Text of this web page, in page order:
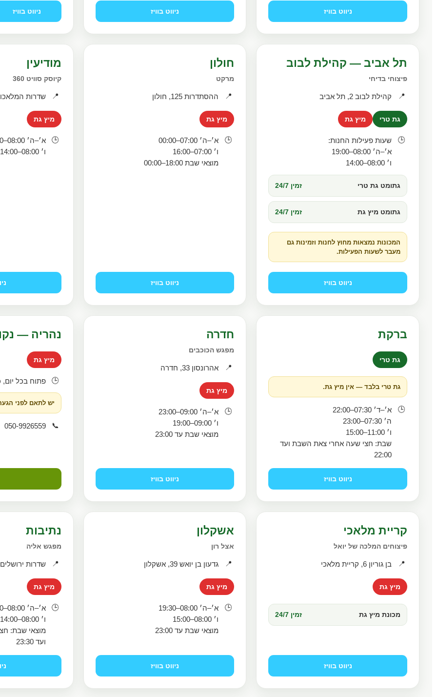
ניווט בוויז ניווט בוויז ניווט בוויז
תל אביב — קהילת לבוב
פיצוחי בדיחי
📍 קהילת לבוב 2, תל אביב
גת טרי מיץ גת
🕒
שעות פעילות החנות:
א׳–ה׳ 08:00–19:00
ו׳ 08:00–14:00
גתומט גת טרי זמין 24/7
גתומט מיץ גת זמין 24/7
המכונות נמצאות מחוץ לחנות וזמינות גם
מעבר לשעות הפעילות.
ניווט בוויז
חולון
מרקט
📍 ההסתדרות 125, חולון
מיץ גת
🕒
א׳–ה׳ 07:00–00:00
ו׳ 07:00–16:00
מוצאי שבת 18:00–00:00
ניווט בוויז
מודיעין
קיוסק סוויט 360
📍 שדרות המלאכות 21,
מיץ גת
🕒
א׳–ה׳ 08:00–22:00
ו׳ 08:00–14:00
ברקת
גת טרי
גת טרי בלבד — אין מיץ גת.
🕒
א׳–ד׳ 07:30–22:00
ה׳ 07:30–23:00
ו׳ 11:00–15:00
שבת: חצי שעה אחרי צאת השבת ועד
22:00
ניווט בוויז
חדרה
מפגש הכוכבים
📍 אהרונסון 33, חדרה
מיץ גת
🕒
א׳–ה׳ 09:00–23:00
ו׳ 09:00–19:00
מוצאי שבת עד 23:00
ניווט בוויז
נהריה —
מיץ גת
🕒 פתוח בכל יום,
יש לתאם לפני
📞
050-9926559
קריית מלאכי
פיצוחים המלכה של יואל
📍 בן גוריון 6, קריית מלאכי
מיץ גת
מכונת מיץ גת זמין 24/7
ניווט בוויז
אשקלון
אצל רון
📍 גדעון בן יואש 39, אשקלון
מיץ גת
🕒
א׳–ה׳ 08:00–19:30
ו׳ 08:00–15:00
מוצאי שבת עד 23:00
ניווט בוויז
נתיבות
מפגש אליה
📍 שדרות ירושלים 430,
מיץ גת
🕒
א׳–ה׳ 08:00–23:00
ו׳ 08:00–14:00
מוצאי שבת:
ועד 23:30